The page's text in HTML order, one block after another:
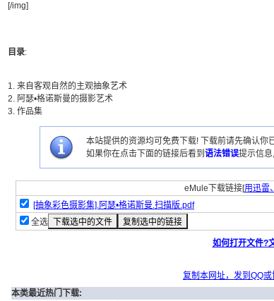
[/img]
目录:
1. 来自客观自然的主观抽象艺术
2. 阿瑟•格诺斯曼的摄影艺术
3. 作品集
本站提供的资源均可免费下载! 下载前请先确认你
如果你在点击下面的链接后看到 语法错误提示信
eMule下载链接[用迅雷
[抽象彩色摄影集].阿瑟•格诺斯曼.扫描版.pdf
全选
如何打开文件?
复制本网址，发到QQ
本类最近热门下载: